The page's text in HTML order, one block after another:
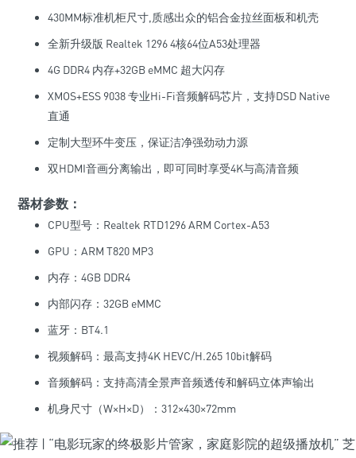
430MM标准机柜尺寸,质感出众的铝合金拉丝面板和机壳
全新升级版 Realtek 1296 4核64位A53处理器
4G DDR4 内存+32GB eMMC 超大闪存
XMOS+ESS 9038 专业Hi-Fi音频解码芯片，支持DSD Native
直通
定制大型环牛变压，保证洁净强劲动力源
双HDMI音画分离输出，即可同时享受4K与高清音频
器材参数：
CPU型号：Realtek RTD1296 ARM Cortex-A53
GPU：ARM T820 MP3
内存：4GB DDR4
内部闪存：32GB eMMC
蓝牙：BT4.1
视频解码：最高支持4K HEVC/H.265 10bit解码
音频解码：支持高清全景声音频透传和解码立体声输出
机身尺寸（W×H×D）：312×430×72mm